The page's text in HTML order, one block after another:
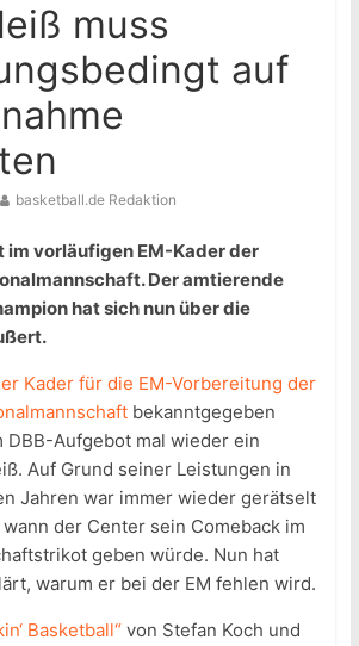
muss
auf
basketball.de Redaktion
im vorläufigen EM-Kader der
Der amtierende
hat sich nun über die
Kader für die EM-Vorbereitung der
bekanntgegeben
DBB-Aufgebot mal wieder ein
Auf Grund seiner Leistungen in
Jahren war immer wieder gerätselt
der Center sein Comeback im
geben würde. Nun hat
warum er bei der EM fehlen wird.
Basketball“von Stefan Koch und